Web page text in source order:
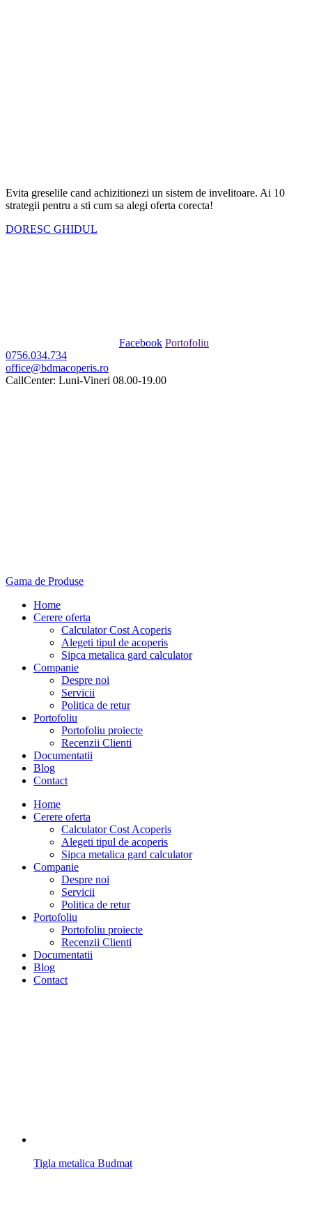
Evita greselile cand achizitionezi un sistem de invelitoare. Ai 10
strategii pentru a sti cum sa alegi oferta corecta!
DORESC GHIDUL
Facebook Portofoliu
0756.034.734
office@bdmacoperis.ro
CallCenter: Luni-Vineri 08.00-19.00
Gama de Produse
Home
Cerere oferta
Calculator Cost Acoperis
Alegeti tipul de acoperis
Sipca metalica gard calculator
Companie
Despre noi
Servicii
Politica de retur
Portofoliu
Portofoliu proiecte
Recenzii Clienti
Documentatii
Blog
Contact
Home
Cerere oferta
Calculator Cost Acoperis
Alegeti tipul de acoperis
Sipca metalica gard calculator
Companie
Despre noi
Servicii
Politica de retur
Portofoliu
Portofoliu proiecte
Recenzii Clienti
Documentatii
Blog
Contact
Tigla metalica Budmat